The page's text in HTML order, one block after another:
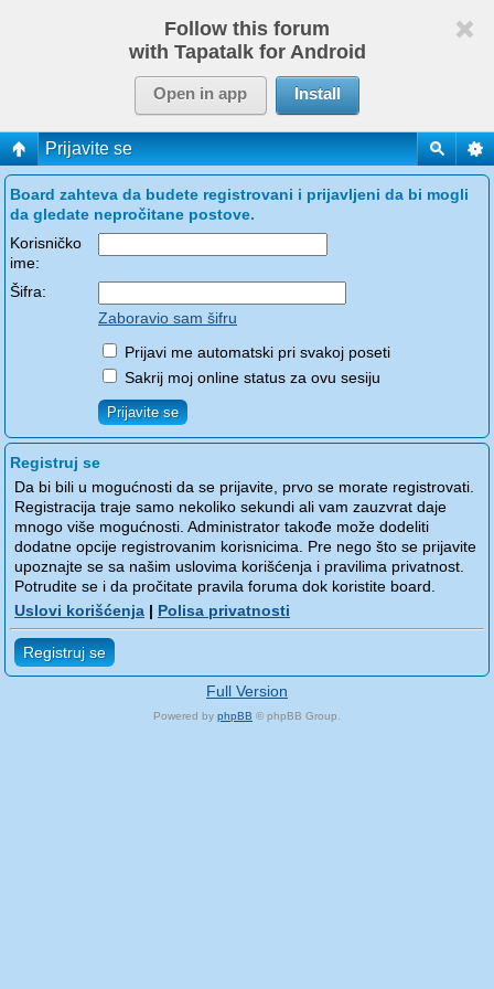
Follow this forum
with Tapatalk for Android
Open in app Install
Prijavite se
Board zahteva da budete registrovani i prijavljeni da bi mogli
da gledate nepročitane postove.
Korisničko
ime:
Šifra:
Zaboravio sam šifru
Prijavi me automatski pri svakoj poseti
Sakrij moj online status za ovu sesiju
Registruj se
Da bi bili u mogućnosti da se prijavite, prvo se morate registrovati.
Registracija traje samo nekoliko sekundi ali vam zauzvrat daje
mnogo više mogućnosti. Administrator takođe može dodeliti
dodatne opcije registrovanim korisnicima. Pre nego što se prijavite
upoznajte se sa našim uslovima korišćenja i pravilima privatnost.
Potrudite se i da pročitate pravila foruma dok koristite board.
Uslovi korišćenja | Polisa privatnosti
Registruj se
Full Version
Powered by phpBB © phpBB Group.